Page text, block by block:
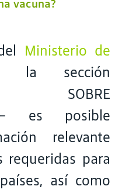
vacuna?
Ministerio de
sección
SOBRE
- es posible
relevante
requeridas para
así como